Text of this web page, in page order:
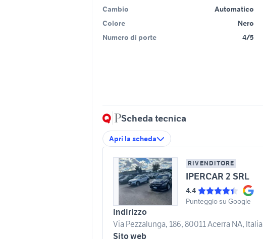
Cambio
Automatico
Colore
Nero
Numero di porte
4/5
Scheda tecnica
Apri la scheda
RIVENDITORE
IPERCAR 2 SRL
4.4
Punteggio su Google
Indirizzo
Via Pezzalunga, 186, 80011 Acerra NA, Italia
Sito web